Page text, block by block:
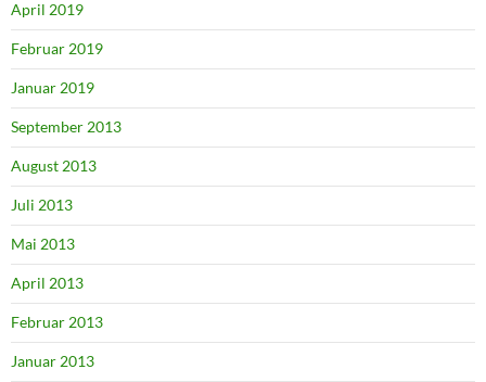
April 2019
Februar 2019
Januar 2019
September 2013
August 2013
Juli 2013
Mai 2013
April 2013
Februar 2013
Januar 2013